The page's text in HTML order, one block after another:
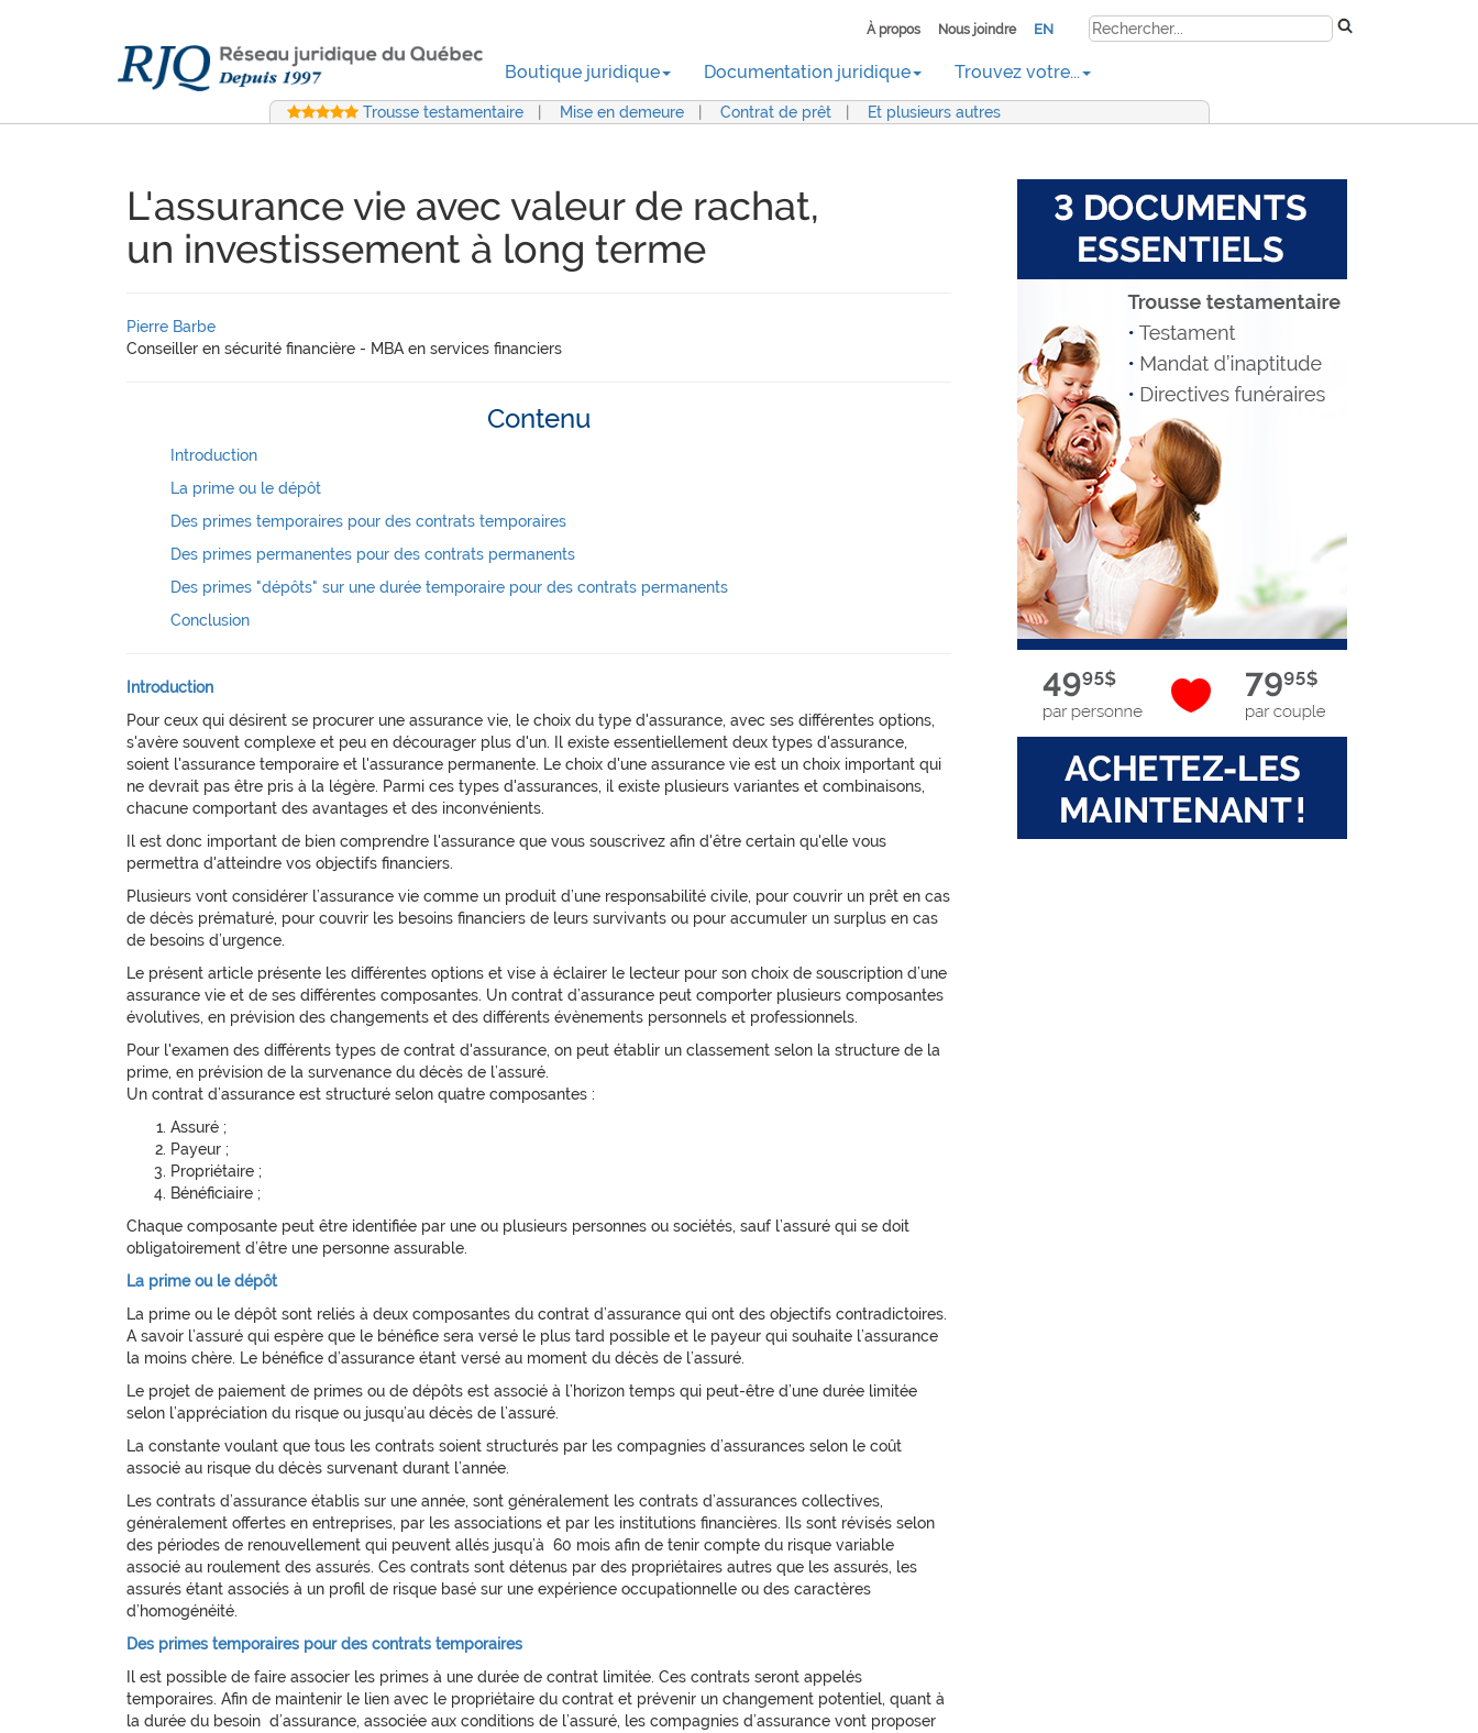
À propos Nous joindre EN
Boutique juridique Documentation juridique Trouvez votre...
Trousse testamentaire Mise en demeure Contrat de prêt Et plusieurs autres
L'assurance vie avec valeur de rachat,
un investissement à long terme
Pierre Barbe
Conseiller en sécurité financière - MBA en services financiers
Contenu
Introduction
La prime ou le dépôt
Des primes temporaires pour des contrats temporaires
Des primes permanentes pour des contrats permanents
Des primes "dépôts" sur une durée temporaire pour des contrats permanents
Conclusion
Introduction
Pour ceux qui désirent se procurer une assurance vie, le choix du type d'assurance, avec ses différentes options,
s'avère souvent complexe et peu en décourager plus d'un. Il existe essentiellement deux types d'assurance,
soient l'assurance temporaire et l'assurance permanente. Le choix d'une assurance vie est un choix important qui
ne devrait pas être pris à la légère. Parmi ces types d'assurances, il existe plusieurs variantes et combinaisons,
chacune comportant des avantages et des inconvénients.
Il est donc important de bien comprendre l'assurance que vous souscrivez afin d'être certain qu'elle vous
permettra d'atteindre vos objectifs financiers.
Plusieurs vont considérer l’assurance vie comme un produit d’une responsabilité civile, pour couvrir un prêt en cas
de décès prématuré, pour couvrir les besoins financiers de leurs survivants ou pour accumuler un surplus en cas
de besoins d’urgence.
Le présent article présente les différentes options et vise à éclairer le lecteur pour son choix de souscription d’une
assurance vie et de ses différentes composantes. Un contrat d’assurance peut comporter plusieurs composantes
évolutives, en prévision des changements et des différents évènements personnels et professionnels.
Pour l'examen des différents types de contrat d'assurance, on peut établir un classement selon la structure de la
prime, en prévision de la survenance du décès de l’assuré.
Un contrat d’assurance est structuré selon quatre composantes :
Assuré ;
Payeur ;
Propriétaire ;
Bénéficiaire ;
Chaque composante peut être identifiée par une ou plusieurs personnes ou sociétés, sauf l’assuré qui se doit
obligatoirement d’être une personne assurable.
La prime ou le dépôt
La prime ou le dépôt sont reliés à deux composantes du contrat d’assurance qui ont des objectifs contradictoires.
A savoir l’assuré qui espère que le bénéfice sera versé le plus tard possible et le payeur qui souhaite l’assurance
la moins chère. Le bénéfice d’assurance étant versé au moment du décès de l’assuré.
Le projet de paiement de primes ou de dépôts est associé à l’horizon temps qui peut-être d’une durée limitée
selon l’appréciation du risque ou jusqu’au décès de l’assuré.
La constante voulant que tous les contrats soient structurés par les compagnies d’assurances selon le coût
associé au risque du décès survenant durant l’année.
Les contrats d’assurance établis sur une année, sont généralement les contrats d’assurances collectives,
généralement offertes en entreprises, par les associations et par les institutions financières. Ils sont révisés selon
des périodes de renouvellement qui peuvent allés jusqu’à 60 mois afin de tenir compte du risque variable
associé au roulement des assurés. Ces contrats sont détenus par des propriétaires autres que les assurés, les
assurés étant associés à un profil de risque basé sur une expérience occupationnelle ou des caractères
d’homogénéité.
Des primes temporaires pour des contrats temporaires
Il est possible de faire associer les primes à une durée de contrat limitée. Ces contrats seront appelés
temporaires. Afin de maintenir le lien avec le propriétaire du contrat et prévenir un changement potentiel, quant à
la durée du besoin d’assurance, associée aux conditions de l’assuré, les compagnies d’assurance vont proposer